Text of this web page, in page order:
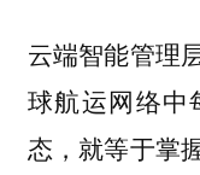
云端智能管理
球航运网络中
态，就等于掌